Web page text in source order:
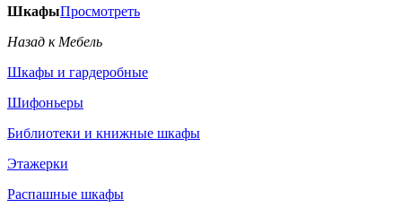
ШкафыПросмотреть
Назад к Мебель
Шкафы и гардеробные
Шифоньеры
Библиотеки и книжные шкафы
Этажерки
Распашные шкафы